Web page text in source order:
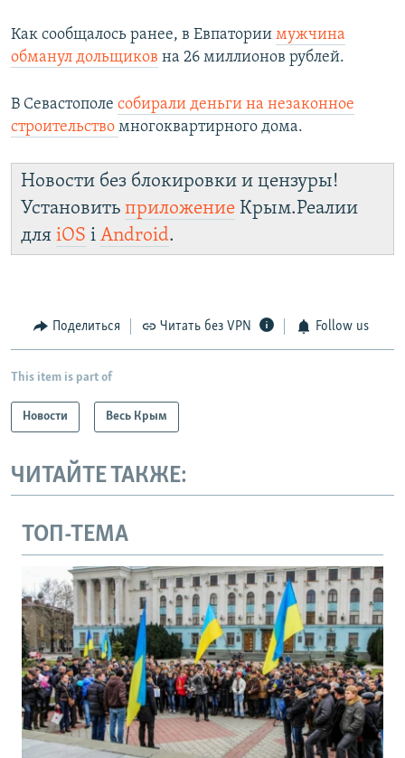
Как сообщалось ранее, в Евпатории мужчина
обманул дольщиков на 26 миллионов рублей.
В Севастополе собирали деньги на незаконное
строительство многоквартирного дома.
Новости без блокировки и цензуры!
Установить приложение Крым.Реалии
для iOS і Android.
Поделиться Читать без VPN Follow us
This item is part of
Новости Весь Крым
ЧИТАЙТЕ ТАКЖЕ:
ТОП-ТЕМА